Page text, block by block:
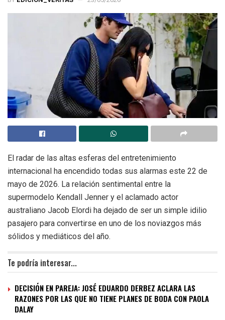
El radar de las altas esferas del entretenimiento
internacional ha encendido todas sus alarmas este 22 de
mayo de 2026. La relación sentimental entre la
supermodelo Kendall Jenner y el aclamado actor
australiano Jacob Elordi ha dejado de ser un simple idilio
pasajero para convertirse en uno de los noviazgos más
sólidos y mediáticos del año.
Te podría interesar...
DECISIÓN EN PAREJA: JOSÉ EDUARDO DERBEZ ACLARA LAS
RAZONES POR LAS QUE NO TIENE PLANES DE BODA CON PAOLA
DALAY